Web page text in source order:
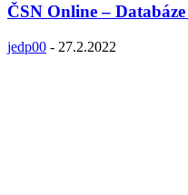
ČSN Online –
jedp00 - 27.2.2022